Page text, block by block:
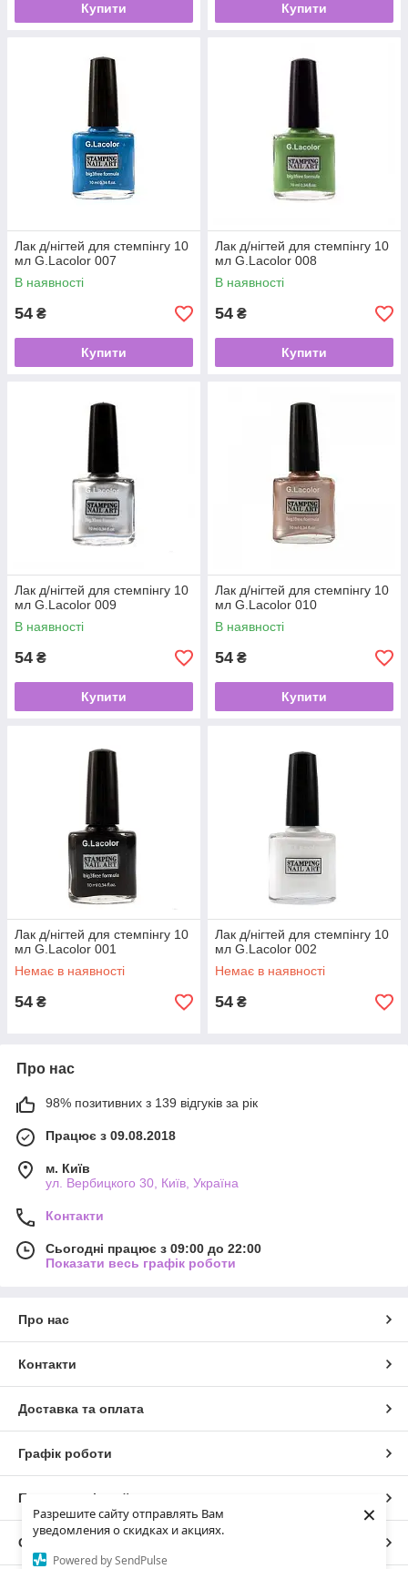
Разрешите сайту отправлять Вам
уведомления о скидках и акциях.
Powered by SendPulse
×
Купити Купити
Лак д/нігтей для стемпінгу 10
мл G.Lacolor 007
В наявності
54 ₴
Купити
Лак д/нігтей для стемпінгу 10
мл G.Lacolor 008
В наявності
54 ₴
Купити
Лак д/нігтей для стемпінгу 10
мл G.Lacolor 009
В наявності
54 ₴
Купити
Лак д/нігтей для стемпінгу 10
мл G.Lacolor 010
В наявності
54 ₴
Купити
Лак д/нігтей для стемпінгу 10
мл G.Lacolor 001
Немає в наявності
54 ₴
Лак д/нігтей для стемпінгу 10
мл G.Lacolor 002
Немає в наявності
54 ₴
Про нас
98% позитивних з 139 відгуків за рік
Працює з 09.08.2018
м. Київ
ул. Вербицкого 30, Київ, Україна
Контакти
Сьогодні працює з 09:00 до 22:00
Показати весь графік роботи
Про нас
Контакти
Доставка та оплата
Графік роботи
Повна версія сайту
Сайт створено на маркетплейсі